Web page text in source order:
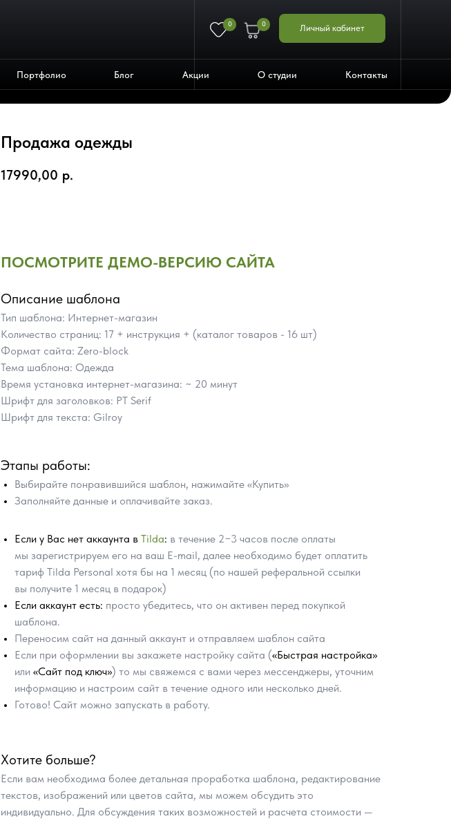
Личный кабинет
0 0
Портфолио Блог Акции О студии Контакты
Продажа одежды
17990,00 р.
ПОСМОТРИТЕ ДЕМО-ВЕРСИЮ САЙТА
Описание шаблона
Тип шаблона: Интернет-магазин
Количество страниц: 17 + инструкция + (каталог товаров - 16 шт)
Формат сайта: Zero-block
Тема шаблона: Одежда
Время установка интернет-магазина: ~ 20 минут
Шрифт для заголовков: PT Serif
Шрифт для текста: Gilroy
Этапы работы:
Выбирайте понравившийся шаблон, нажимайте «Купить»
Заполняйте данные и оплачивайте заказ.
Если у Вас нет аккаунта в Tilda: в течение 2−3 часов после оплаты
мы зарегистрируем его на ваш E-mail, далее необходимо будет оплатить
тариф Tilda Personal хотя бы на 1 месяц (по нашей реферальной ссылки
вы получите 1 месяц в подарок)
Если аккаунт есть: просто убедитесь, что он активен перед покупкой
шаблона.
Переносим сайт на данный аккаунт и отправляем шаблон сайта
Если при оформлении вы закажете настройку сайта («Быстрая настройка»
или «Сайт под ключ») то мы свяжемся с вами через мессенджеры, уточним
информацию и настроим сайт в течение одного или несколько дней.
Готово! Сайт можно запускать в работу.
Хотите больше?
Если вам необходима более детальная проработка шаблона, редактирование
текстов, изображений или цветов сайта, мы можем обсудить это
индивидуально. Для обсуждения таких возможностей и расчета стоимости —